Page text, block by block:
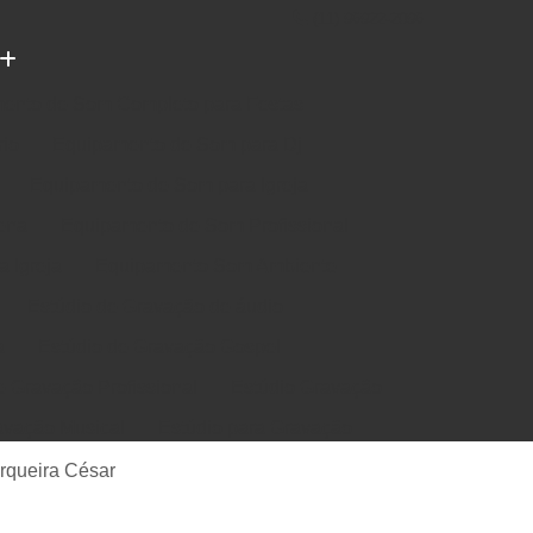
Música em Estúdio
César